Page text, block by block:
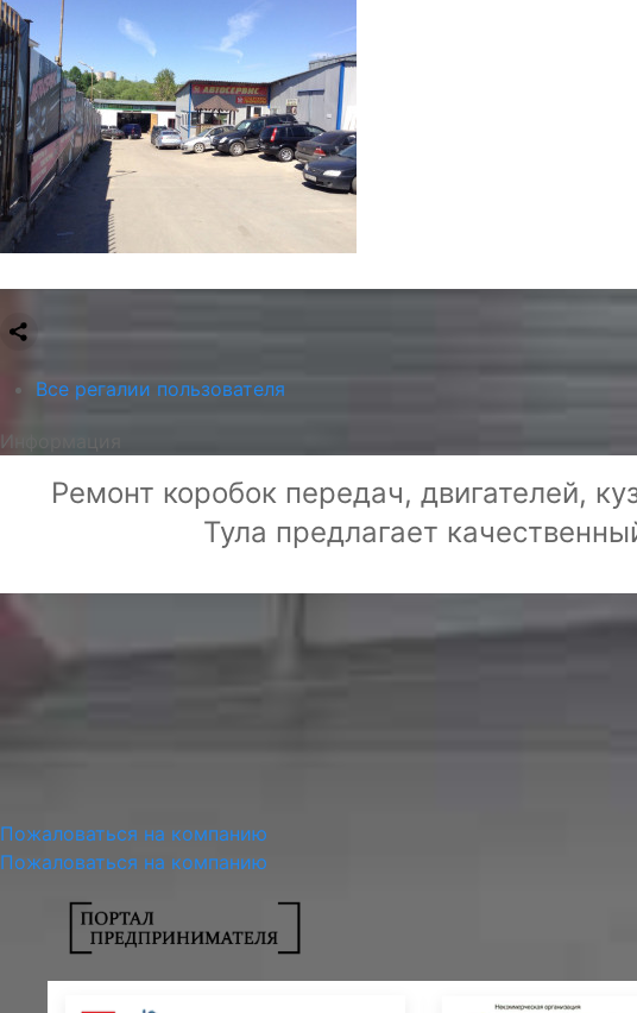
Все регалии пользователя
Информация
Ремонт коробок передач, двигателей,
Тула предлагает
Пожаловаться на компанию
Пожаловаться на компанию